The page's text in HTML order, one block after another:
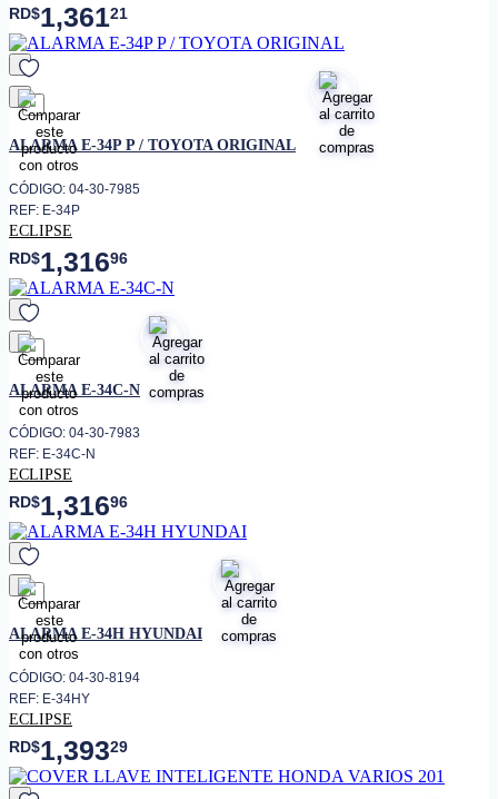
RD$1,36121
favorito
ALARMA E-34P P / TOYOTA ORIGINAL
CÓDIGO: 04-30-7985
REF: E-34P
ECLIPSE
RD$1,31696
favorito
ALARMA E-34C-N
CÓDIGO: 04-30-7983
REF: E-34C-N
ECLIPSE
RD$1,31696
favorito
ALARMA E-34H HYUNDAI
CÓDIGO: 04-30-8194
REF: E-34HY
ECLIPSE
RD$1,39329